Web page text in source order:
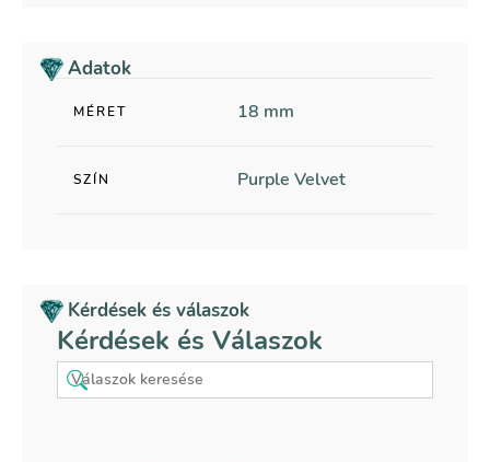
Adatok
MÉRET 18 mm
SZÍN Purple Velvet
Kérdések és válaszok
Kérdések és Válaszok